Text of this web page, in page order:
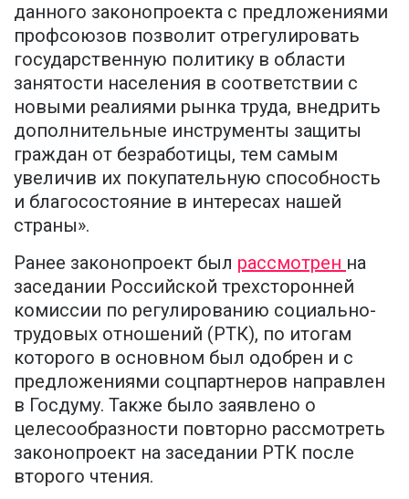
данного законопроекта с предложениями
профсоюзов позволит отрегулировать
государственную политику в области
занятости населения в соответствии с
новыми реалиями рынка труда, внедрить
дополнительные инструменты защиты
граждан от безработицы, тем самым
увеличив их покупательную способность
и благосостояние в интересах нашей
страны».
Ранее законопроект был рассмотрен на
заседании Российской трехсторонней
комиссии по регулированию социально-
трудовых отношений (РТК), по итогам
которого в основном был одобрен и с
предложениями соцпартнеров направлен
в Госдуму. Также было заявлено о
целесообразности повторно рассмотреть
законопроект на заседании РТК после
второго чтения.